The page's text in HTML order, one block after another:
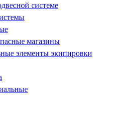
системе
магазины
элементы экипировки